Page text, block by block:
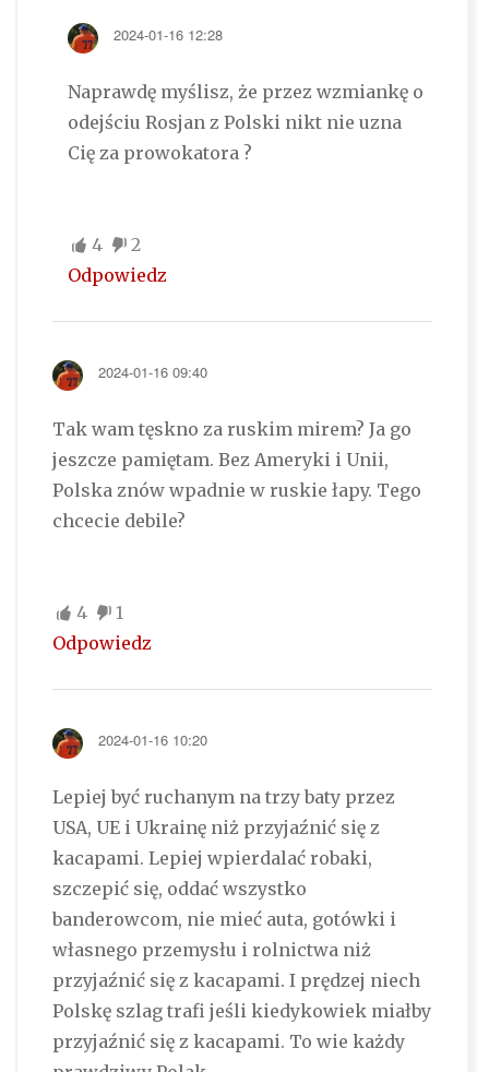
2024-01-16 12:28
Naprawdę myślisz, że przez wzmiankę o
odejściu Rosjan z Polski nikt nie uzna
Cię za prowokatora ?
4
2
Odpowiedz
2024-01-16 09:40
Tak wam tęskno za ruskim mirem? Ja go
jeszcze pamiętam. Bez Ameryki i Unii,
Polska znów wpadnie w ruskie łapy. Tego
chcecie debile?
4
1
Odpowiedz
2024-01-16 10:20
Lepiej być ruchanym na trzy baty przez
USA, UE i Ukrainę niż przyjaźnić się z
kacapami. Lepiej wpierdalać robaki,
szczepić się, oddać wszystko
banderowcom, nie mieć auta, gotówki i
własnego przemysłu i rolnictwa niż
przyjaźnić się z kacapami. I prędzej niech
Polskę szlag trafi jeśli kiedykowiek miałby
przyjaźnić się z kacapami. To wie każdy